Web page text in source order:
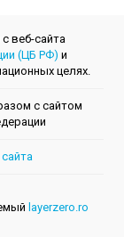
веб-сайта
(ЦБ РФ) и
целях.
с сайтом
layerzero.ro